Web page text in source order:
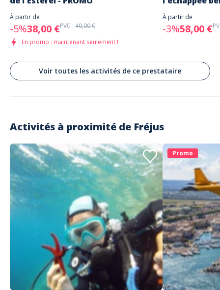
À partir de
-5%38,00 €PVC : 40,00 €
En promo : maintenant seulement !
À partir de
-3%58,00 €
Voir toutes les activités de ce prestataire
Activités à proximité de Fréjus
Promo